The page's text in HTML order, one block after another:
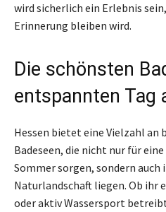
wird sicherlich ein Erlebnis
Erinnerung bleiben wird.
Die schönsten
entspannten Tag
Hessen bietet eine Vielzahl an
Badeseen, die nicht nur für
Sommer sorgen, sondern
Naturlandschaft liegen. Ob ihr
oder aktiv Wassersport